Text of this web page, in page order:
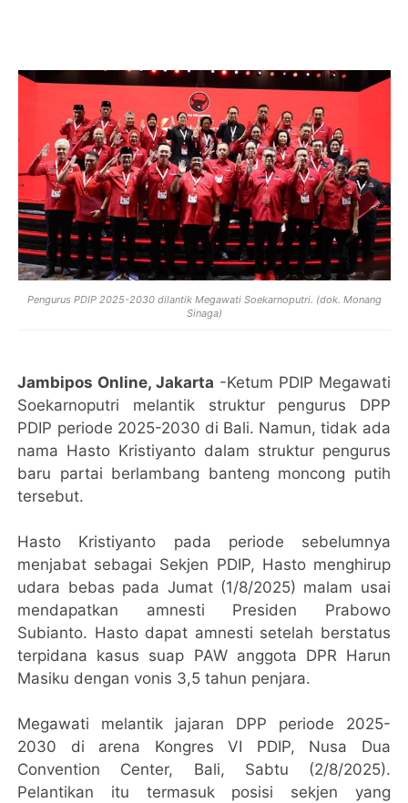
Pengurus PDIP 2025-2030 dilantik Megawati Soekarnoputri. (dok. Monang
Sinaga)
Jambipos Online, Jakarta -Ketum PDIP Megawati
Soekarnoputri melantik struktur pengurus DPP
PDIP periode 2025-2030 di Bali. Namun, tidak ada
nama Hasto Kristiyanto dalam struktur pengurus
baru partai berlambang banteng moncong putih
tersebut.
Hasto Kristiyanto pada periode sebelumnya
menjabat sebagai Sekjen PDIP, Hasto menghirup
udara bebas pada Jumat (1/8/2025) malam usai
mendapatkan amnesti Presiden Prabowo
Subianto. Hasto dapat amnesti setelah berstatus
terpidana kasus suap PAW anggota DPR Harun
Masiku dengan vonis 3,5 tahun penjara.
Megawati melantik jajaran DPP periode 2025-
2030 di arena Kongres VI PDIP, Nusa Dua
Convention Center, Bali, Sabtu (2/8/2025).
Pelantikan itu termasuk posisi sekjen yang